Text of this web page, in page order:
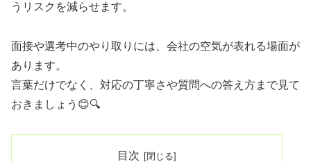
うリスクを減らせます。
面接や選考中のやり取りには、会社の空気が表れる場面が
あります。
言葉だけでなく、対応の丁寧さや質問への答え方まで見て
おきましょう😊🔍
目次